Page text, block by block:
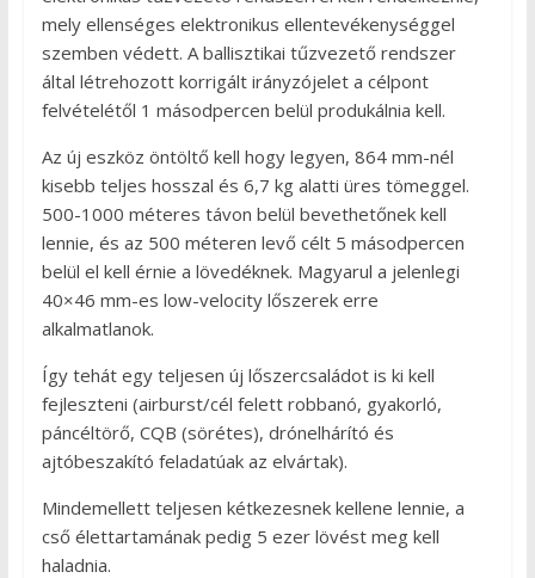
mely ellenséges elektronikus ellentevékenységgel
szemben védett. A ballisztikai tűzvezető rendszer
által létrehozott korrigált irányzójelet a célpont
felvételétől 1 másodpercen belül produkálnia kell.
Az új eszköz öntöltő kell hogy legyen, 864 mm-nél
kisebb teljes hosszal és 6,7 kg alatti üres tömeggel.
500-1000 méteres távon belül bevethetőnek kell
lennie, és az 500 méteren levő célt 5 másodpercen
belül el kell érnie a lövedéknek. Magyarul a jelenlegi
40×46 mm-es low-velocity lőszerek erre
alkalmatlanok.
Így tehát egy teljesen új lőszercsaládot is ki kell
fejleszteni (airburst/cél felett robbanó, gyakorló,
páncéltörő, CQB (sörétes), drónelhárító és
ajtóbeszakító feladatúak az elvártak).
Mindemellett teljesen kétkezesnek kellene lennie, a
cső élettartamának pedig 5 ezer lövést meg kell
haladnia.